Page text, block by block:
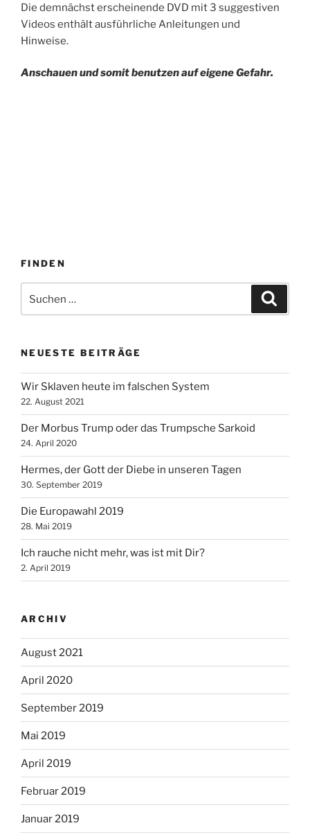
Die demnächst erscheinende DVD mit 3 suggestiven
Videos enthält ausführliche Anleitungen und
Hinweise.
Anschauen und somit benutzen auf eigene Gefahr.
FINDEN
nach:
NEUESTE BEITRÄGE
Wir Sklaven heute im falschen System
22. August 2021
Der Morbus Trump oder das Trumpsche Sarkoid
24. April 2020
Hermes, der Gott der Diebe in unseren Tagen
30. September 2019
Die Europawahl 2019
28. Mai 2019
Ich rauche nicht mehr, was ist mit Dir?
2. April 2019
ARCHIV
August 2021
April 2020
September 2019
Mai 2019
April 2019
Februar 2019
Januar 2019